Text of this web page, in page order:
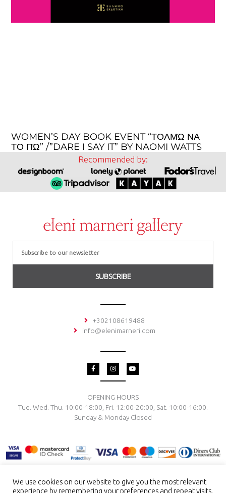
WOMEN’S DAY BOOK EVENT “ΤΟΛΜΏ ΝΑ
ΤΟ ΠΏ” /”DARE I SAY IT” BY NAOMI WATTS
Recommended by:
SUBSCRIBE
+302108619488
info@elenimarneri.com
F
a
c
o
o
k
f
I
n
s
t
g
r
a
Y
o
u
b
e
OPENING HOURS
Tue. Wed. Thu. 10:00-18:00, Fri. 12:00-20:00, Sat. 10:00-16:00.
Sunday & Monday Closed
We use cookies on our website to give you the most relevant
experience by remembering your preferences and repeat visits.